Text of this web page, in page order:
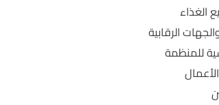
الغذاء
الرقابية
للمنظمة